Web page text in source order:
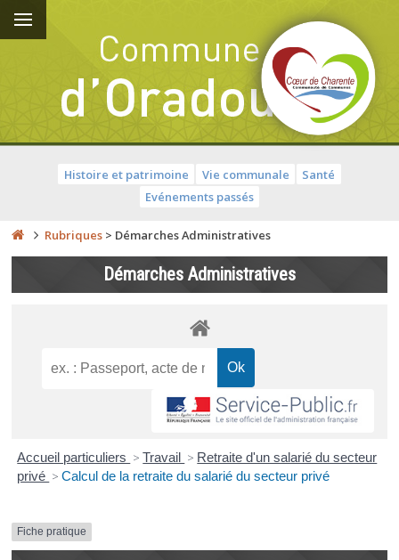
Histoire et patrimoine Vie communale
Santé
Evénements passés
Rubriques > Démarches Administratives
Démarches Administratives
Accueil particuliers > Travail > Retraite d'un salarié du secteur
privé > Calcul de la retraite du salarié du secteur privé
Fiche pratique